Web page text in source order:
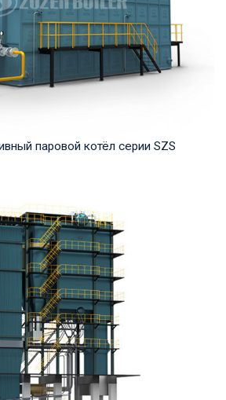
паровой котёл серии SZS
на выходе...